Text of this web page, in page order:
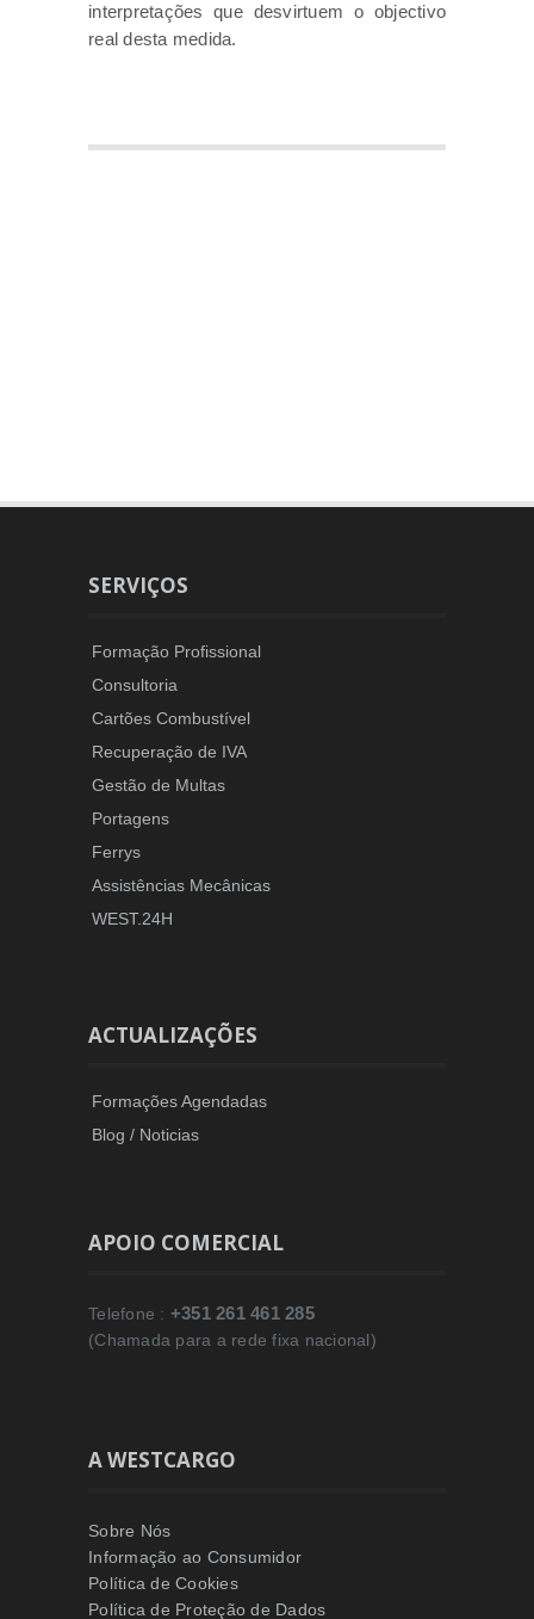
interpretações que desvirtuem o objectivo
real desta medida.
SERVIÇOS
Formação Profissional
Consultoria
Cartões Combustível
Recuperação de IVA
Gestão de Multas
Portagens
Ferrys
Assistências Mecânicas
WEST.24H
ACTUALIZAÇÕES
Formações Agendadas
Blog / Noticias
APOIO COMERCIAL
Telefone : +351 261 461 285
(Chamada para a rede fixa nacional)
A WESTCARGO
Sobre Nós
Informação ao Consumidor
Política de Cookies
Política de Proteção de Dados